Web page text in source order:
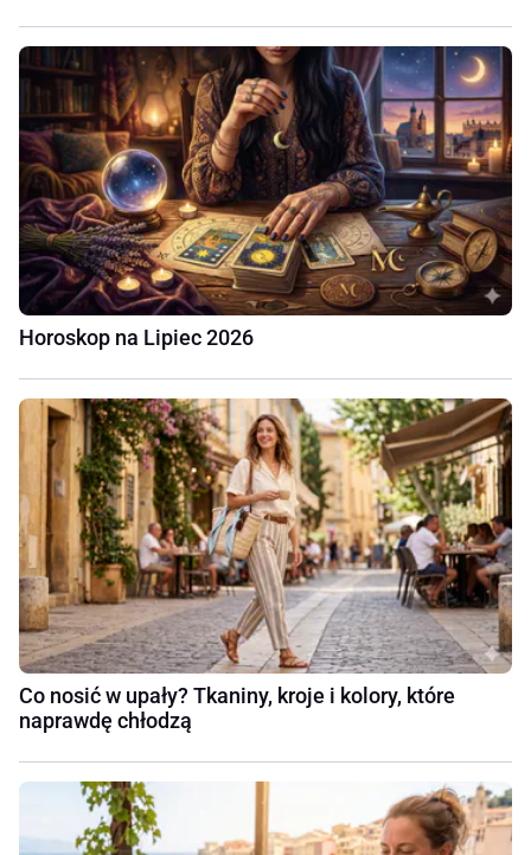
Horoskop na Lipiec 2026
Co nosić w upały? Tkaniny, kroje i kolory, które
naprawdę chłodzą